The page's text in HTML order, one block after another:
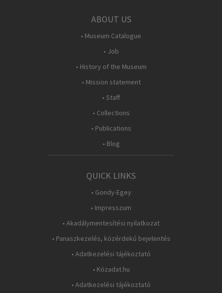
ABOUT US
• Museum Catalogue
• Job
• History of the Museum
• Mission statement
• Staff
• Collections
• Publications
• Blog
QUICK LINKS
• Gondy-Egey
• Impresszum
• Akadálymentesítési nyilatkozat
• Panaszkezelés, közérdekű bejelentés
• Adatkezelési tájékoztató
• Közadat.hu
• Adatkezelési tájékoztató